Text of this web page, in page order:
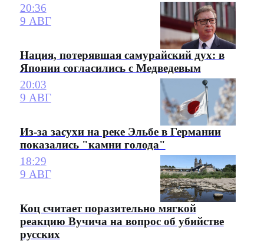
20:36
9 АВГ
Нация, потерявшая самурайский дух: в
Японии согласились с Медведевым
20:03
9 АВГ
Из-за засухи на реке Эльбе в Германии
показались "камни голода"
18:29
9 АВГ
Коц считает поразительно мягкой
реакцию Вучича на вопрос об убийстве
русских